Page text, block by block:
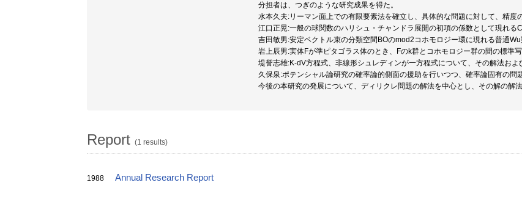
分担者は、つぎのような研究成果を得た。
水本久夫:リーマン面上での有限要素法を確立し、具体的な問題に対して、精度
江口正晃:一般の球関数のハリシュ・チャンドラ展開の初項の係数として現れる
吉田敏男:安定ベクトル束の分類空間BOのmod2コホモロジー環に現れる普通Wu
岩上辰男:実体Fが準ピタゴラス体のとき、Fのk群とコホモロジー群の間の標準
堤誉志雄:K-dV方程式、非線形シュレディンが一方程式について、その解法およ
久保泉:ポテンシャル論研究の確率論的側面の援助を行いつつ、確率論固有の問
今後の本研究の発展について、ディリクレ問題の解法を中心とし、その解の解
Report (1 results)
1988 Annual Research Report